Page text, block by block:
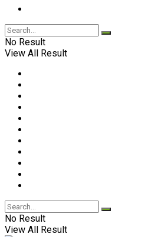
No Result
View All Result
No Result
View All Result